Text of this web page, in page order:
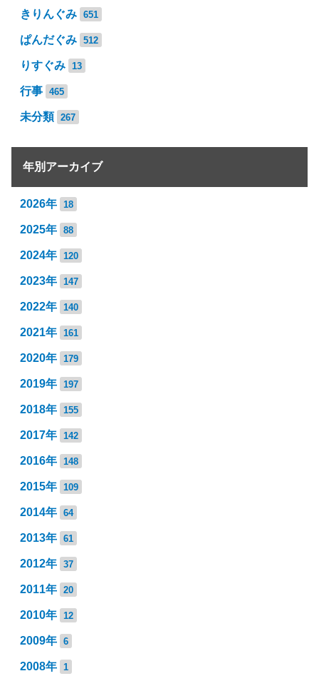
きりんぐみ 651
ぱんだぐみ 512
りすぐみ 13
行事 465
未分類 267
年別アーカイブ
2026年 18
2025年 88
2024年 120
2023年 147
2022年 140
2021年 161
2020年 179
2019年 197
2018年 155
2017年 142
2016年 148
2015年 109
2014年 64
2013年 61
2012年 37
2011年 20
2010年 12
2009年 6
2008年 1